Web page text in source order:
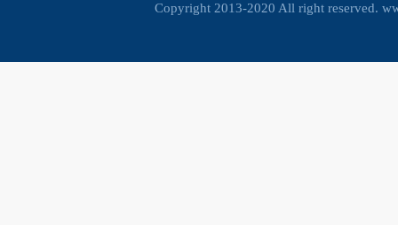
Copyright 2013-2020 All right reserved.